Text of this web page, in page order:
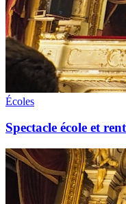
Écoles
Spectacle école et